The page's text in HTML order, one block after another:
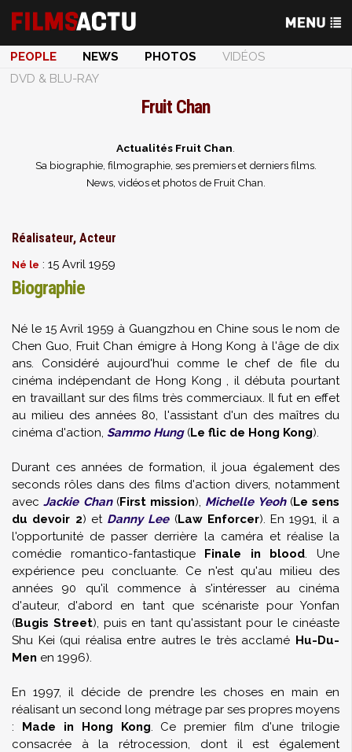
PEOPLE NEWS PHOTOS
VIDÉOS
DVD & BLU-RAY
Fruit Chan
Actualités Fruit Chan
Sa biographie, filmographie, ses premiers et derniers films.
News, vidéos et photos de Fruit Chan.
Réalisateur, Acteur
Né le : 15 Avril 1959
Biographie
Né le 15 Avril 1959 à Guangzhou en Chine sous le nom de
Chen Guo, Fruit Chan émigre à Hong Kong à l'âge de dix
ans. Considéré aujourd'hui comme le chef de file du
cinéma indépendant de Hong Kong , il débuta pourtant
en travaillant sur des films très commerciaux. Il fut en effet
au milieu des années 80, l'assistant d'un des maîtres du
cinéma d'action, Sammo Hung(Le flic de Hong Kong).
Durant ces années de formation, il joua également des
seconds rôles dans des films d'action divers, notamment
avecJackie Chan(First mission), Michelle Yeoh(Le sens
du devoir 2) et Danny Lee(Law Enforcer). En 1991, il a
l'opportunité de passer derrière la caméra et réalise la
comédie romantico-fantastique Finale in blood. Une
expérience peu concluante. Ce n'est qu'au milieu des
années 90 qu'il commence à s'intéresser au cinéma
d'auteur, d'abord en tant que scénariste pour Yonfan
(Bugis Street), puis en tant qu'assistant pour le cinéaste
Shu Kei (qui réalisa entre autres le très acclamé Hu-Du-
Men en 1996).
En 1997, il décide de prendre les choses en main en
réalisant un second long métrage par ses propres moyens
: Made in Hong Kong. Ce premier film d'une trilogie
consacrée à la rétrocession, dont il est également